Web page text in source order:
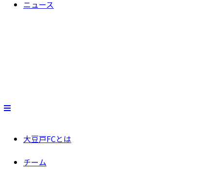
ニュース
大豆戸FCとは
チーム